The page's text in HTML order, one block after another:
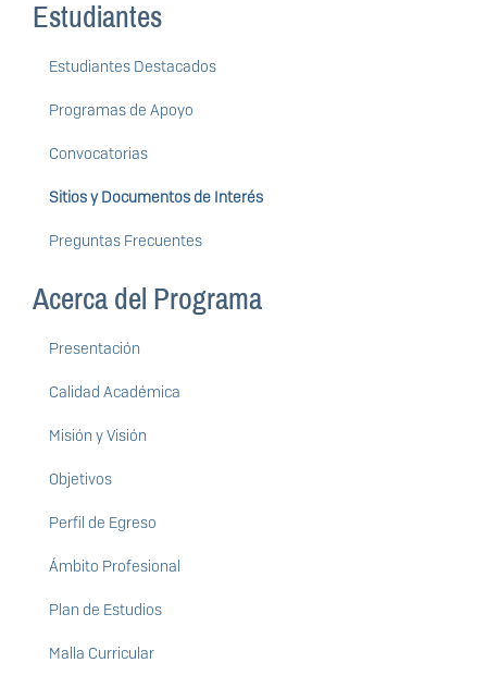
Estudiantes
Estudiantes Destacados
Programas de Apoyo
Convocatorias
Sitios y Documentos de Interés
Preguntas Frecuentes
Acerca del Programa
Presentación
Calidad Académica
Misión y Visión
Objetivos
Perfil de Egreso
Ámbito Profesional
Plan de Estudios
Malla Curricular